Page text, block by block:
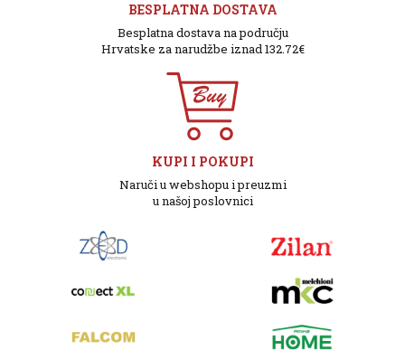
BESPLATNA DOSTAVA
Besplatna dostava na području
Hrvatske za narudžbe iznad 132.72€
KUPI I POKUPI
Naruči u webshopu i preuzmi
u našoj poslovnici